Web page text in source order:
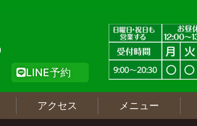
LINE予約
アクセス メニュー